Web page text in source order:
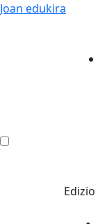
Joan edukira